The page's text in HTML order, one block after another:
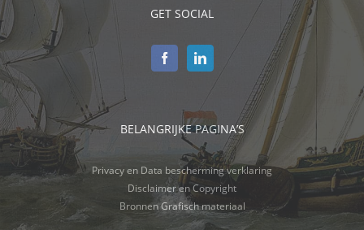
GET SOCIAL
BELANGRIJKE PAGINA’S
Privacy en Data bescherming verklaring
Disclaimer en Copyright
Bronnen Grafisch materiaal